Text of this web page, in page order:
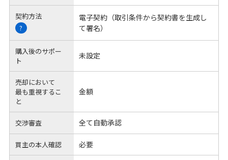
契約方法
?
電子契約（取引条件から契約書を生成し
て署名）
購入後のサポー
ト
未設定
売却において
最も重視するこ
と
金額
交渉審査 全て自動承認
買主の本人確認 必要